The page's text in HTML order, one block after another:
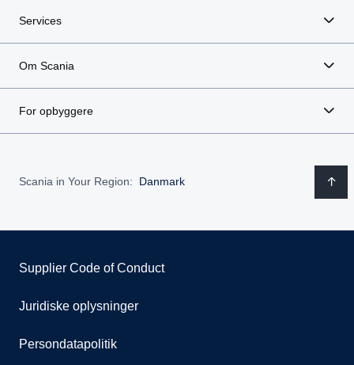
Services
Om Scania
For opbyggere
Scania in Your Region: Danmark
Supplier Code of Conduct
Juridiske oplysninger
Persondatapolitik